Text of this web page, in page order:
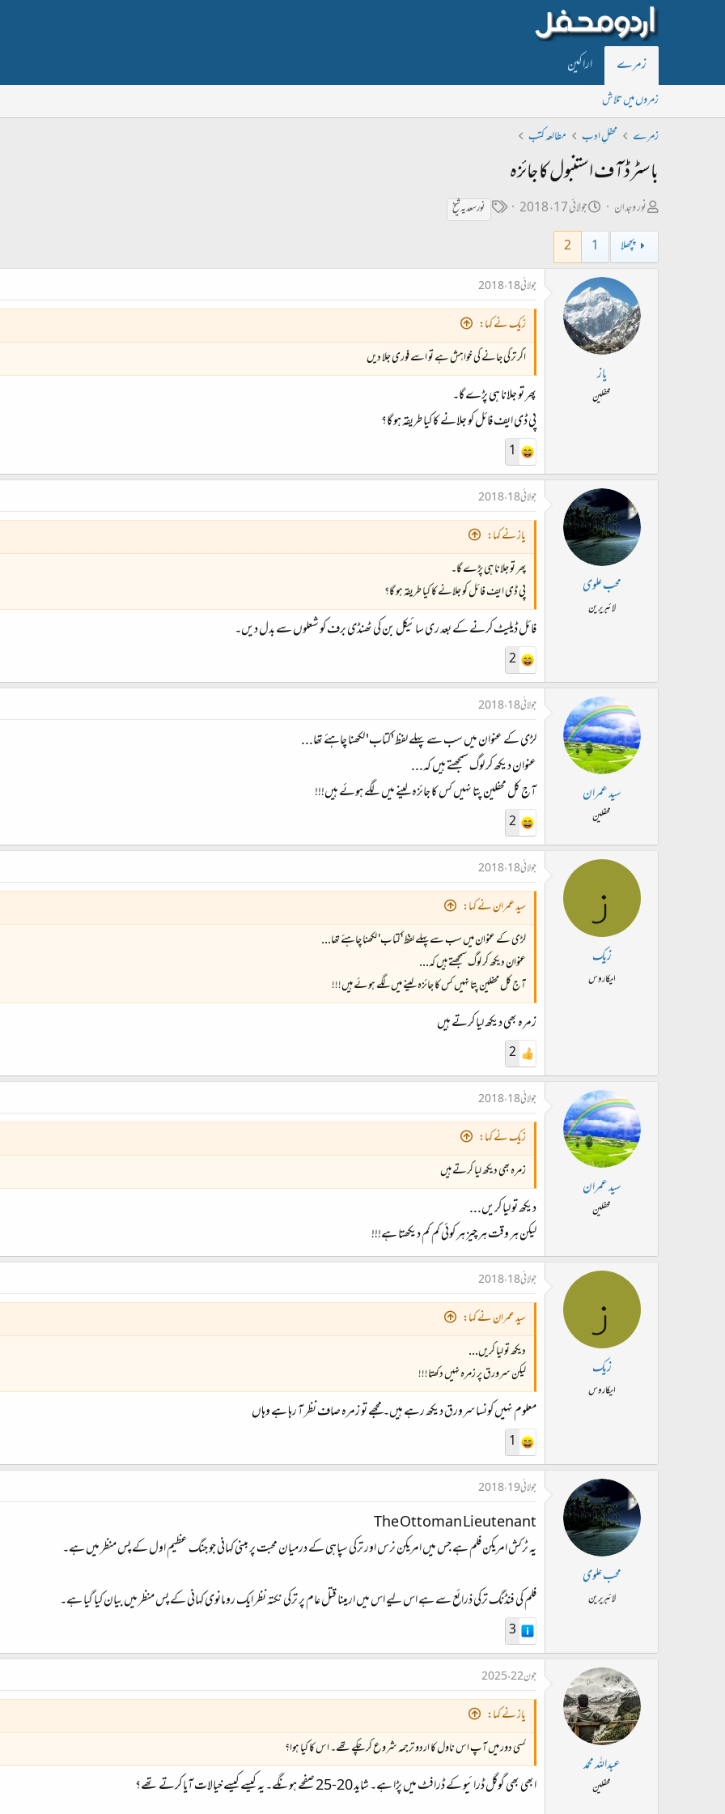
زمرے اراکین
زمروں میں تلاش
زمرے
محفلِ ادب مطالعہ کتب
باسٹرڈ آف استنبول کا جائزہ
ص
ا
ح
نور وجدان
ت
ا
ی
خ
ا
ب
جولائی 17، 2018 نور سعدیہ شیخ
پچھلا 1
2
یاز
محفلین
جولائی 18، 2018
زیک نے کہا:
اگر ترکی جانے کی خواہش ہے تو اسے فوری جلا دیں
پھر تو جلانا ہی پڑے گا۔
پی ڈی ایف فائل کو جلانے کا کیا طریقہ ہو گا؟
1
محب علوی
لائبریرین
جولائی 18، 2018
یاز نے کہا:
پھر تو جلانا ہی پڑے گا۔
پی ڈی ایف فائل کو جلانے کا کیا طریقہ ہو گا؟
فائل ڈیلیٹ کرنے کے بعد ری سائیکل بن کی ٹھنڈی برف کو شعلوں سے بدل دیں۔
2
سید عمران
محفلین
جولائی 18، 2018
لڑی کے عنوان میں سب سے پہلے لفظ 'کتاب' لکھنا چاہئے تھا...
عنوان دیکھ کر لوگ سمجھتے ہیں کہ...
آج کل محفلین پتا نہیں کس کا جائزہ لینے میں لگے ہوئے ہیں!!!
2
ز
زیک
ایکاروس
جولائی 18، 2018
سید عمران نے کہا:
لڑی کے عنوان میں سب سے پہلے لفظ 'کتاب' لکھنا چاہئے تھا...
عنوان دیکھ کر لوگ سمجھتے ہیں کہ...
آج کل محفلین پتا نہیں کس کا جائزہ لینے میں لگے ہوئے ہیں!!!
زمرہ بھی دیکھ لیا کرتے ہیں
2
سید عمران
محفلین
جولائی 18، 2018
زیک نے کہا:
زمرہ بھی دیکھ لیا کرتے ہیں
دیکھ تو لیا کریں...
لیکن ہر وقت ہر چیز ہر کوئی کم کم دیکھتا ہے!!!
ز
زیک
ایکاروس
جولائی 18، 2018
سید عمران نے کہا:
دیکھ تو لیا کریں...
لیکن سرورق پر زمرہ نہیں دکھتا!!!
معلوم نہیں کونسا سرورق دیکھ رہے ہیں۔ مجھے تو زمرہ صاف نظر آ رہا ہے وہاں
1
محب علوی
لائبریرین
جولائی 19، 2018
The Ottoman Lieutenant
یہ ٹرکش امریکن فلم ہے جس میں امریکن نرس اور ترکی سپاہی کے درمیان محبت پر مبنی کہانی جو جنگ عظیم اول کے پس منظر میں ہے۔
فلم کی فنڈنگ ترکی ذرائع سے ہے اس لیے اس میں ارمینا قتل عام پر ترکی نکتہ نظر ایک رومانوی کہانی کے پس منظر میں بیان کیا گیا ہے۔
3
عبداللہ محمد
محفلین
جون 22، 2025
یاز نے کہا:
کسی دور میں آپ اس ناول کا اردو ترجمہ شروع کر چکے تھے۔ اس کا کیا ہوا؟
ابھی بھی گوگل ڈرائیو کے ڈرافٹ میں پڑا ہے۔ شاید 20-25 صفحے ہونگے۔ یہ کیسے کیسے خیالات آیا کرتے تھے؟